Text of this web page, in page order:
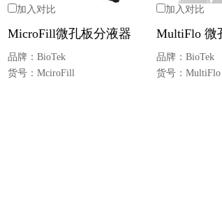
加入对比
MicroFill微孔板分液器
品牌： BioTek
货号： MciroFill
加入对比
MultiFlo 微
品牌： BioTek
货号： MultiFlo